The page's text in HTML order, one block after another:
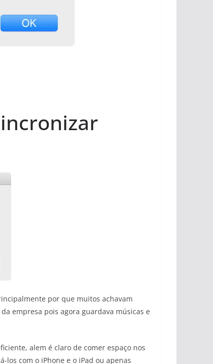
por que muitos achavam
empresa pois agora guardava músicas e
alem é claro de comer espaço nos
com o iPhone e o iPad ou apenas